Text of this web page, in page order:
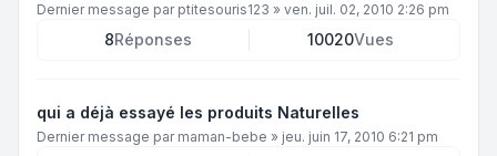
Dernier message par ptitesouris123 » ven. juil. 02, 2010 2:26 pm
8Réponses 10020Vues
qui a déjà essayé les produits Naturelles
Dernier message par maman-bebe » jeu. juin 17, 2010 6:21 pm